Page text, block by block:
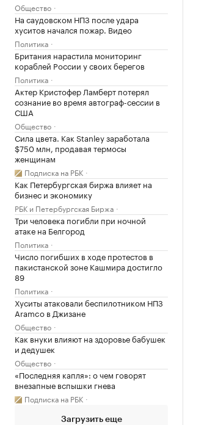
Общество
На саудовском НПЗ после удара
хуситов начался пожар. Видео
Политика
Британия нарастила мониторинг
кораблей России у своих берегов
Политика
Актер Кристофер Ламберт потерял
сознание во время автограф-сессии в
США
Общество
Сила цвета. Как Stanley заработала
$750 млн, продавая термосы
женщинам
Подписка на РБК
Как Петербургская биржа влияет на
бизнес и экономику
РБК и Петербургская Биржа
Три человека погибли при ночной
атаке на Белгород
Политика
Число погибших в ходе протестов в
пакистанской зоне Кашмира достигло
89
Политика
Хуситы атаковали беспилотником НПЗ
Aramco в Джизане
Общество
Как внуки влияют на здоровье бабушек
и дедушек
Общество
«Последняя капля»: о чем говорят
внезапные вспышки гнева
Подписка на РБК
Загрузить еще